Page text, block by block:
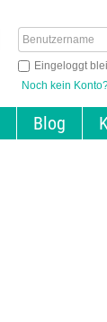
Eingeloggt
Noch kein
Blog